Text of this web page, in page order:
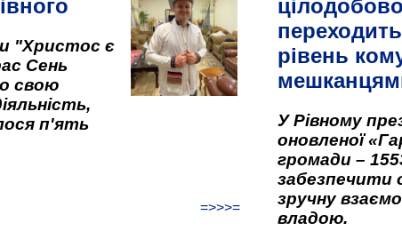
"Христос є
Сень
свою
п'ять
=>>>=
рівень
У Рівному
оновленої
громади –
забезпечити
зручну
владою.